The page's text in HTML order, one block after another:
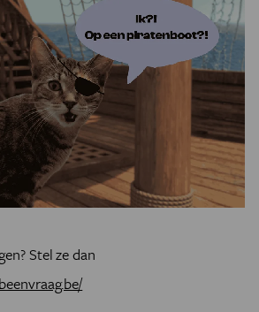
Stel ze dan